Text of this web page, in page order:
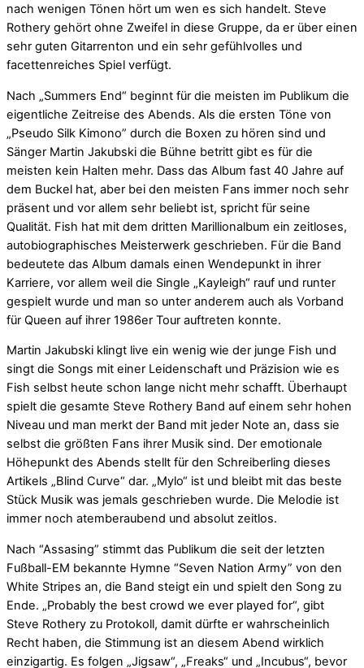
nach wenigen Tönen hört um wen es sich handelt. Steve
Rothery gehört ohne Zweifel in diese Gruppe, da er über einen
sehr guten Gitarrenton und ein sehr gefühlvolles und
facettenreiches Spiel verfügt.
Nach „Summers End“ beginnt für die meisten im Publikum die
eigentliche Zeitreise des Abends. Als die ersten Töne von
„Pseudo Silk Kimono” durch die Boxen zu hören sind und
Sänger Martin Jakubski die Bühne betritt gibt es für die
meisten kein Halten mehr. Dass das Album fast 40 Jahre auf
dem Buckel hat, aber bei den meisten Fans immer noch sehr
präsent und vor allem sehr beliebt ist, spricht für seine
Qualität. Fish hat mit dem dritten Marillionalbum ein zeitloses,
autobiographisches Meisterwerk geschrieben. Für die Band
bedeutete das Album damals einen Wendepunkt in ihrer
Karriere, vor allem weil die Single „Kayleigh“ rauf und runter
gespielt wurde und man so unter anderem auch als Vorband
für Queen auf ihrer 1986er Tour auftreten konnte.
Martin Jakubski klingt live ein wenig wie der junge Fish und
singt die Songs mit einer Leidenschaft und Präzision wie es
Fish selbst heute schon lange nicht mehr schafft. Überhaupt
spielt die gesamte Steve Rothery Band auf einem sehr hohen
Niveau und man merkt der Band mit jeder Note an, dass sie
selbst die größten Fans ihrer Musik sind. Der emotionale
Höhepunkt des Abends stellt für den Schreiberling dieses
Artikels „Blind Curve“ dar. „Mylo“ ist und bleibt mit das beste
Stück Musik was jemals geschrieben wurde. Die Melodie ist
immer noch atemberaubend und absolut zeitlos.
Nach “Assasing” stimmt das Publikum die seit der letzten
Fußball-EM bekannte Hymne “Seven Nation Army” von den
White Stripes an, die Band steigt ein und spielt den Song zu
Ende. „Probably the best crowd we ever played for“, gibt
Steve Rothery zu Protokoll, damit dürfte er wahrscheinlich
Recht haben, die Stimmung ist an diesem Abend wirklich
einzigartig. Es folgen „Jigsaw“, „Freaks“ und „Incubus“, bevor